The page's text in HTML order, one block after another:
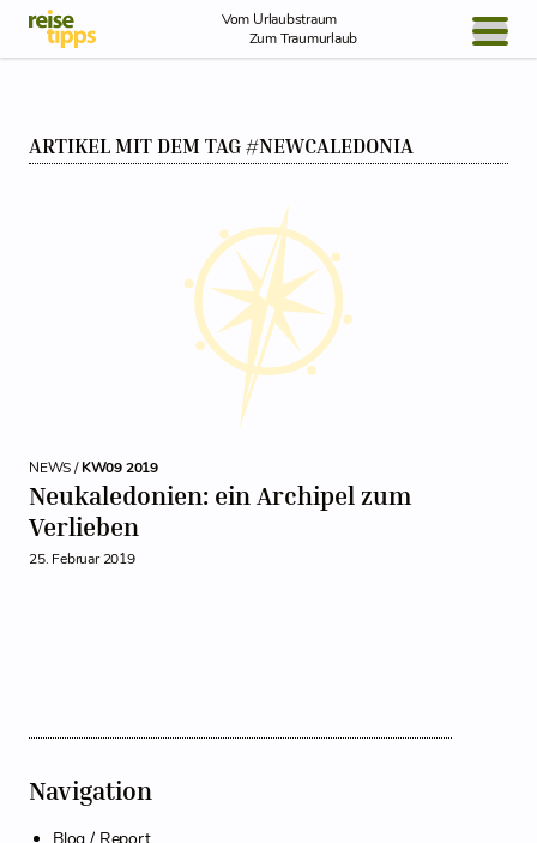
Skip to Content
Vom Urlaubstraum
Zum Traumurlaub
NEWS
ARTIKEL MIT DEM TAG #NEWCALEDONIA
NEWS /KW09 2019
Neukaledonien: ein Archipel zum
Verlieben
25. Februar 2019
Navigation